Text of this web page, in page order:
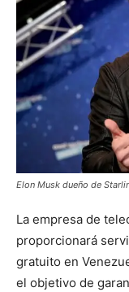
Elon Musk dueño de
La empresa de
proporcionará
gratuito en
el objetivo de